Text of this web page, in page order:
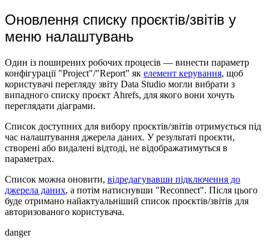
Оновлення списку проєктів/звітів у
меню налаштувань
Один із поширених робочих процесів — винести параметр
конфігурації "Project"/"Report" як елемент керування, щоб
користувачі перегляду звіту Data Studio могли вибрати з
випадного списку проєкт Ahrefs, для якого вони хочуть
переглядати діаграми.
Список доступних для вибору проєктів/звітів отримується під
час налаштування джерела даних. У результаті проєкти,
створені або видалені відтоді, не відображатимуться в
параметрах.
Список можна оновити, відредагувавши підключення до
джерела даних, а потім натиснувши "Reconnect". Після цього
буде отримано найактуальніший список проєктів/звітів для
авторизованого користувача.
danger